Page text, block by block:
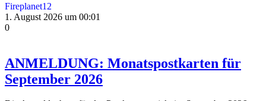
Fireplanet12
1. August 2026 um 00:01
0
ANMELDUNG: Monatspostkarten für
September 2026